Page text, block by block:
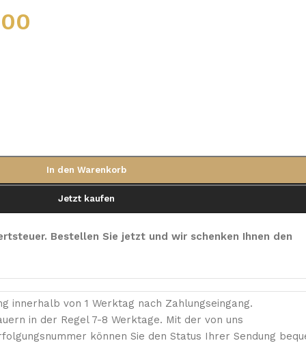
In den Warenkorb
Jetzt kaufen
Bestellen Sie jetzt und wir schenken Ihnen den
innerhalb von 1 Werktag nach Zahlungseingang.
in der Regel 7-8 Werktage. Mit der von uns
können Sie den Status Ihrer Sendung